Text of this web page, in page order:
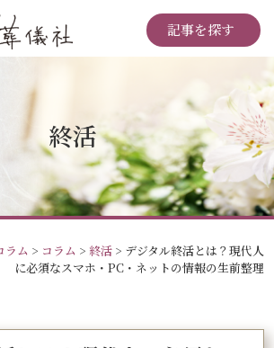
記事を探す
終活
ラム > コラム > 終活> デジタル終活とは？現代人
に必須なスマホ・PC・ネットの情報の生前整理